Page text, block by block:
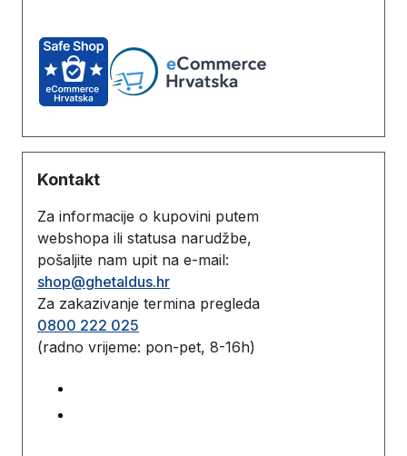
Kontakt
Za informacije o kupovini putem
webshopa ili statusa narudžbe,
pošaljite nam upit na e-mail:
shop@ghetaldus.hr
Za zakazivanje termina pregleda
0800 222 025
(radno vrijeme: pon-pet, 8-16h)